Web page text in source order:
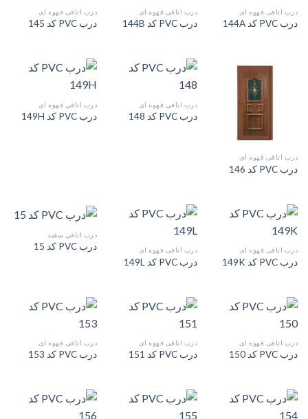
درب اتاقی قهوه ای
درب PVC کد 144A
درب اتاقی قهوه ای
درب PVC کد 144B
درب اتاقی قهوه ای
درب PVC کد 145
درب اتاقی قهوه ای
درب PVC کد 146
درب اتاقی قهوه ای
درب PVC کد 148
درب اتاقی قهوه ای
درب PVC کد 149H
درب اتاقی قهوه ای
درب PVC کد 149K
درب اتاقی قهوه ای
درب PVC کد 149L
درب اتاقی سفید
درب PVC کد 15
درب اتاقی قهوه ای
درب PVC کد 150
درب اتاقی قهوه ای
درب PVC کد 151
درب اتاقی قهوه ای
درب PVC کد 153